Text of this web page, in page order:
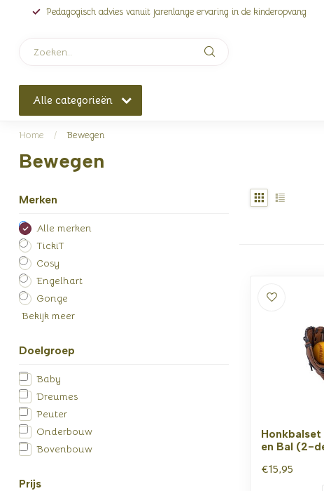
Pedagogisch advies vanuit jarenlange ervaring in de kinderopvang
Alle categorieën
Home / Bewegen
Bewegen
Merken
Alle merken
TickiT
Cosy
Engelhart
Gonge
Bekijk meer
Doelgroep
Baby
Dreumes
Peuter
Onderbouw
Bovenbouw
Prijs
Honkbalset
en Bal (2-
€15,95